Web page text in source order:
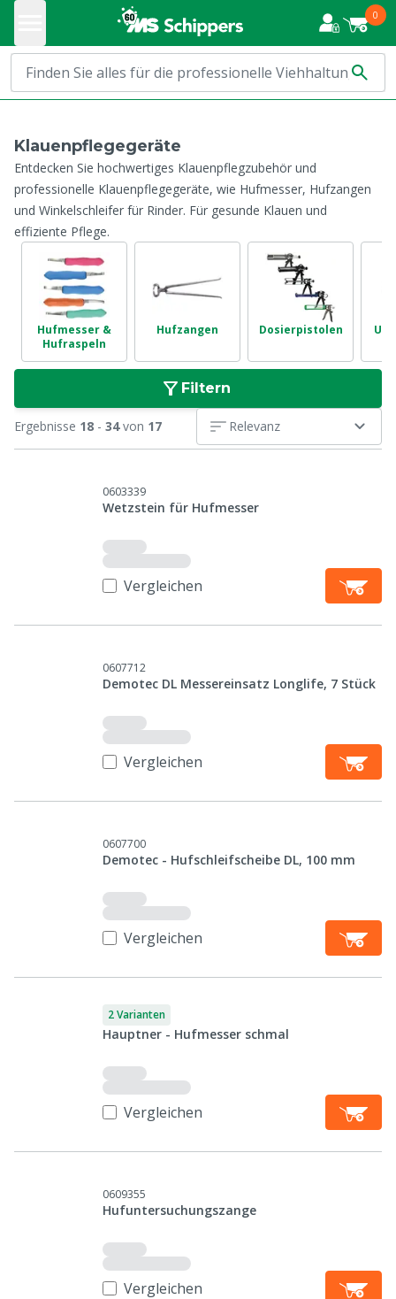
0
Klauenpflegegeräte
Entdecken Sie hochwertiges Klauenpflegzubehör und
professionelle Klauenpflegegeräte, wie Hufmesser, Hufzangen
und Winkelschleifer für Rinder. Für gesunde Klauen und
effiziente Pflege.
Hufmesser &
Hufraspeln
Hufzangen Dosierpistolen
Filtern
Ergebnisse 18 - 34von 17 Relevanz
0603339
Wetzstein für Hufmesser
Vergleichen
0607712
Demotec DL Messereinsatz Longlife, 7 Stück
Vergleichen
0607700
Demotec - Hufschleifscheibe DL, 100 mm
Vergleichen
2 Varianten
Hauptner - Hufmesser schmal
Vergleichen
0609355
Hufuntersuchungszange
Vergleichen